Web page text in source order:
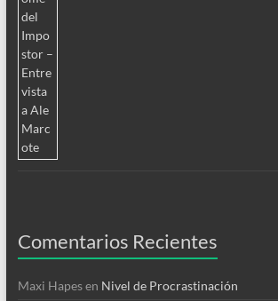
Comentarios Recientes
Maxi Hapesen Nivel de Procrastinación